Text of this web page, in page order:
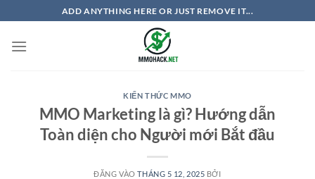
qua
nội
ADD ANYTHING HERE OR JUST REMOVE IT...
KIẾN THỨC MMO
MMO Marketing là gì? Hướng dẫn
Toàn diện cho Người mới Bắt đầu
ĐĂNG VÀOTHÁNG 5 12, 2025 BỞI